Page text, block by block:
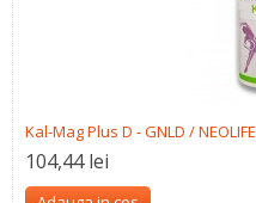
Kal-Mag Plus D - GNLD / NEOLIFE
104,44 lei